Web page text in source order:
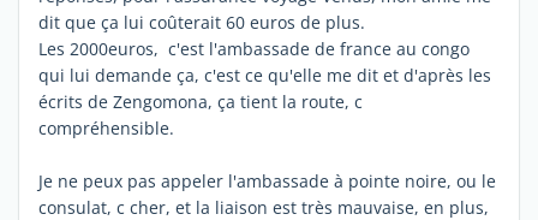
dit que ça lui coûterait 60 euros de plus.
Les 2000euros, c'est l'ambassade de france au congo
qui lui demande ça, c'est ce qu'elle me dit et d'après les
écrits de Zengomona, ça tient la route, c
compréhensible.
Je ne peux pas appeler l'ambassade à pointe noire, ou le
consulat, c cher, et la liaison est très mauvaise, en plus,